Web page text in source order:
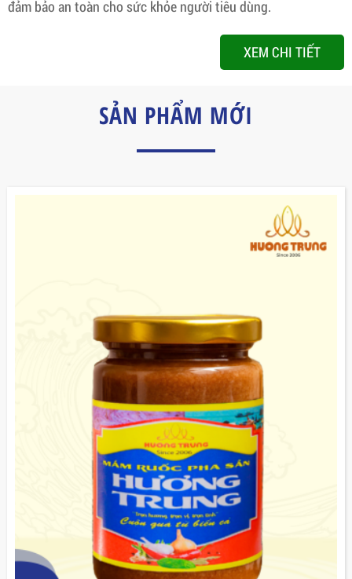
đảm bảo an toàn cho sức khỏe người tiêu dùng.
XEM CHI TIẾT
SẢN PHẨM MỚI